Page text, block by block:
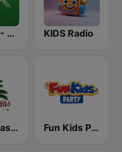
Radio X - London KIDS Radio
Christmas Radio Fun Kids Party